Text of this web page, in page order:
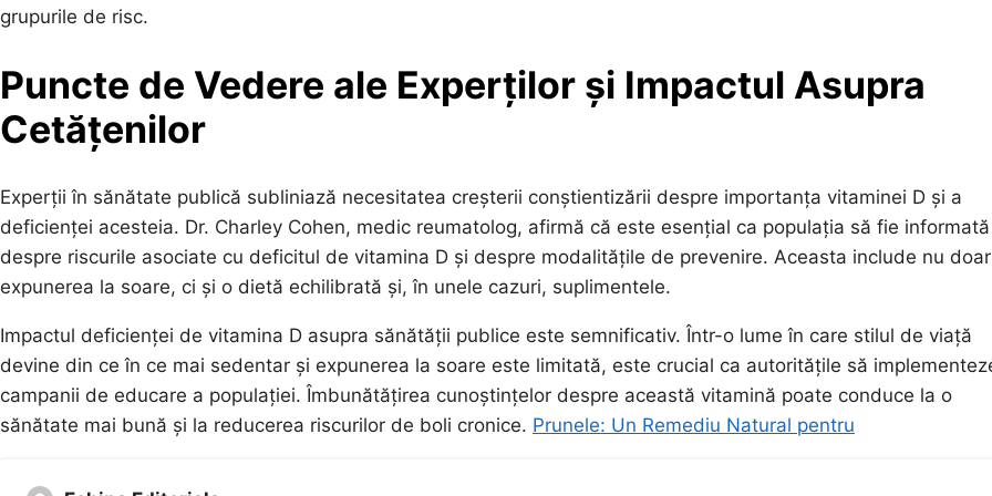
grupurile de risc.
Puncte de Vedere ale Experților și Impactul Asupra
Cetățenilor
Experții în sănătate publică subliniază necesitatea creșterii conștientizării despre importanța vitaminei D și a
deficienței acesteia. Dr. Charley Cohen, medic reumatolog, afirmă că este esențial ca populația să fie informată
despre riscurile asociate cu deficitul de vitamina D și despre modalitățile de prevenire. Aceasta include nu doar
expunerea la soare, ci și o dietă echilibrată și, în unele cazuri, suplimentele.
Impactul deficienței de vitamina D asupra sănătății publice este semnificativ. Într-o lume în care stilul de viață
devine din ce în ce mai sedentar și expunerea la soare este limitată, este crucial ca autoritățile să
campanii de educare a populației. Îmbunătățirea cunoștințelor despre această vitamină poate conduce la o
sănătate mai bună și la reducerea riscurilor de boli cronice. Prunele: Un Remediu Natural pentru